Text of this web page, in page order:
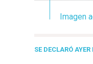
Imagen
SE DECLARÓ